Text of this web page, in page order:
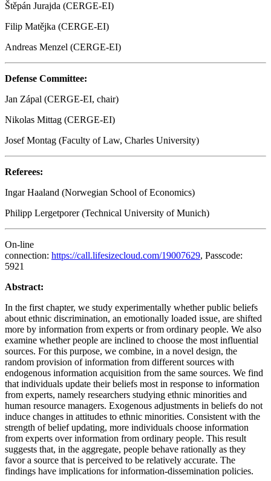
Štěpán Jurajda (CERGE-EI)
Filip Matějka (CERGE-EI)
Andreas Menzel (CERGE-EI)
Defense Committee:
Jan Zápal (CERGE-EI, chair)
Nikolas Mittag (CERGE-EI)
Josef Montag (Faculty of Law, Charles University)
Referees:
Ingar Haaland (Norwegian School of Economics)
Philipp Lergetporer (Technical University of Munich)
On-line
connection: https://call.lifesizecloud.com/19007629, Passcode:
5921
Abstract:
In the first chapter, we study experimentally whether public beliefs
about ethnic discrimination, an emotionally loaded issue, are shifted
more by information from experts or from ordinary people. We also
examine whether people are inclined to choose the most influential
sources. For this purpose, we combine, in a novel design, the
random provision of information from different sources with
endogenous information acquisition from the same sources. We find
that individuals update their beliefs most in response to information
from experts, namely researchers studying ethnic minorities and
human resource managers. Exogenous adjustments in beliefs do not
induce changes in attitudes to ethnic minorities. Consistent with the
strength of belief updating, more individuals choose information
from experts over information from ordinary people. This result
suggests that, in the aggregate, people behave rationally as they
favor a source that is perceived to be relatively accurate. The
findings have implications for information-dissemination policies.